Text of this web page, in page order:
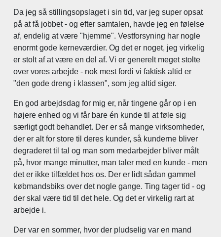
Da jeg så stillingsopslaget i sin tid, var jeg super opsat
på at få jobbet - og efter samtalen, havde jeg en følelse
af, endelig at være "hjemme". Vestforsyning har nogle
enormt gode kerneværdier. Og det er noget, jeg virkelig
er stolt af at være en del af. Vi er generelt meget stolte
over vores arbejde - nok mest fordi vi faktisk altid er
"den gode dreng i klassen", som jeg altid siger.
En god arbejdsdag for mig er, når tingene går op i en
højere enhed og vi får bare én kunde til at føle sig
særligt godt behandlet. Der er så mange virksomheder,
der er alt for store til deres kunder, så kunderne bliver
degraderet til tal og man som medarbejder bliver målt
på, hvor mange minutter, man taler med en kunde - men
det er ikke tilfældet hos os. Der er lidt sådan gammel
købmandsbiks over det nogle gange. Ting tager tid - og
der skal være tid til det hele. Og det er virkelig rart at
arbejde i.
Der var en sommer, hvor der pludselig var en mand